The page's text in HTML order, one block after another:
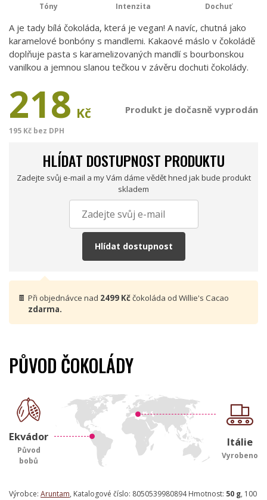
Tóny Intenzita Dochuť
A je tady bílá čokoláda, která je vegan! A navíc, chutná jako
karamelové bonbóny s mandlemi. Kakaové máslo v čokoládě
doplňuje pasta s karamelizovaných mandlí s bourbonskou
vanilkou a jemnou slanou tečkou v závěru dochuti čokolády.
218 Kč
195 Kč bez DPH
Produkt je dočasně vyprodán
HLÍDAT DOSTUPNOST PRODUKTU
Zadejte svůj e-mail a my Vám dáme vědět hned jak bude produkt
skladem
Hlídat dostupnost
🍫 Při objednávce nad 2499 Kččokoláda od Willie's Cacao
zdarma.
PŮVOD ČOKOLÁDY
Ekvádor
Původ
bobů
Itálie
Vyrobeno
Výrobce: Aruntam, Katalogové číslo: 8050539980894 Hmotnost: 50 g, 100